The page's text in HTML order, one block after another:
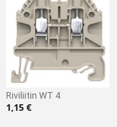
Riviliitin WT 4
1,15 €